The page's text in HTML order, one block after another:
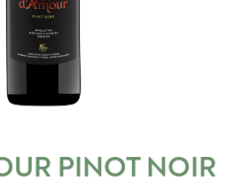
PINOT NOIR